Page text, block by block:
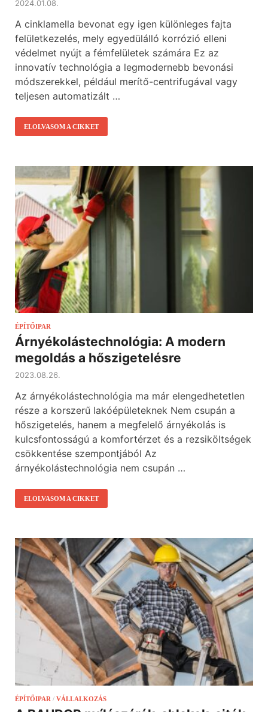
2024.01.08.
A cinklamella bevonat egy igen különleges fajta
felületkezelés, mely egyedülálló korrózió elleni
védelmet nyújt a fémfelületek számára Ez az
innovatív technológia a legmodernebb bevonási
módszerekkel, például merítő-centrifugával vagy
teljesen automatizált …
ELOLVASOM A CIKKET
ÉPÍTŐIPAR
Árnyékolástechnológia: A modern
megoldás a hőszigetelésre
2023.08.26.
Az árnyékolástechnológia ma már elengedhetetlen
része a korszerű lakóépületeknek Nem csupán a
hőszigetelés, hanem a megfelelő árnyékolás is
kulcsfontosságú a komfortérzet és a rezsiköltségek
csökkentése szempontjából Az
árnyékolástechnológia nem csupán …
ELOLVASOM A CIKKET
ÉPÍTŐIPAR / VÁLLALKOZÁS